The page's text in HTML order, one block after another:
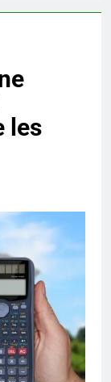
les